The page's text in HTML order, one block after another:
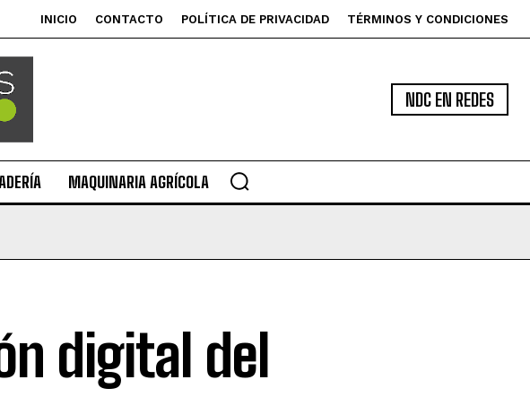
INICIO CONTACTO POLÍTICA DE PRIVACIDAD TÉRMINOS Y CONDICIONES
NDC EN REDES
MAQUINARIA AGRÍCOLA
digital del